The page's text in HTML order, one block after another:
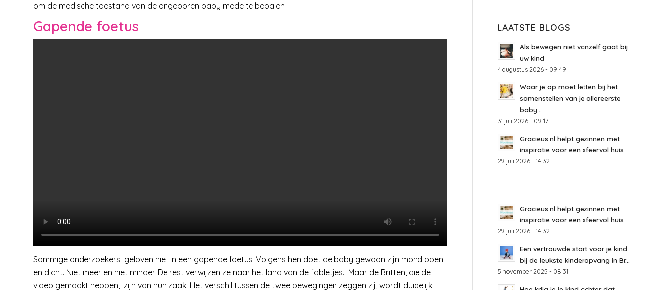
om de medische toestand van de ongeboren baby mede te bepalen
Gapende foetus
Sommige onderzoekers geloven niet in een gapende foetus. Volgens hen doet de baby gewoon zijn mond open
en dicht. Niet meer en niet minder. De rest verwijzen ze naar het land van de fabletjes. Maar de Britten, die de
video gemaakt hebben, zijn van hun zaak. Het verschil tussen de twee bewegingen zeggen zij, wordt duidelijk
LAATSTE BLOGS
Als bewegen niet vanzelf gaat bij
uw kind
4 augustus 2026 - 09:49
Waar je op moet letten bij het
samenstellen van je allereerste
baby...
31 juli 2026 - 09:17
Gracieus.nl helpt gezinnen met
inspiratie voor een sfeervol huis
29 juli 2026 - 14:32
Gracieus.nl helpt gezinnen met
inspiratie voor een sfeervol huis
29 juli 2026 - 14:32
Een vertrouwde start voor je kind
bij de leukste kinderopvang in Br...
5 november 2025 - 08:31